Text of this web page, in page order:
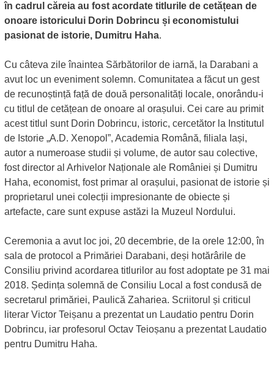
în cadrul căreia au fost acordate titlurile de cetățean de
onoare istoricului Dorin Dobrincu și economistului
pasionat de istorie, Dumitru Haha.
Cu câteva zile înaintea Sărbătorilor de iarnă, la Darabani a
avut loc un eveniment solemn. Comunitatea a făcut un gest
de recunoștință față de două personalități locale, onorându-i
cu titlul de cetățean de onoare al orașului. Cei care au primit
acest titlul sunt Dorin Dobrincu, istoric, cercetător la Institutul
de Istorie „A.D. Xenopol”, Academia Română, filiala Iași,
autor a numeroase studii și volume, de autor sau colective,
fost director al Arhivelor Naționale ale României și Dumitru
Haha, economist, fost primar al orașului, pasionat de istorie și
proprietarul unei colecții impresionante de obiecte și
artefacte, care sunt expuse astăzi la Muzeul Nordului.
Ceremonia a avut loc joi, 20 decembrie, de la orele 12:00, în
sala de protocol a Primăriei Darabani, deși hotărârile de
Consiliu privind acordarea titlurilor au fost adoptate pe 31 mai
2018. Ședința solemnă de Consiliu Local a fost condusă de
secretarul primăriei, Paulică Zahariea. Scriitorul și criticul
literar Victor Teișanu a prezentat un Laudatio pentru Dorin
Dobrincu, iar profesorul Octav Teioșanu a prezentat Laudatio
pentru Dumitru Haha.